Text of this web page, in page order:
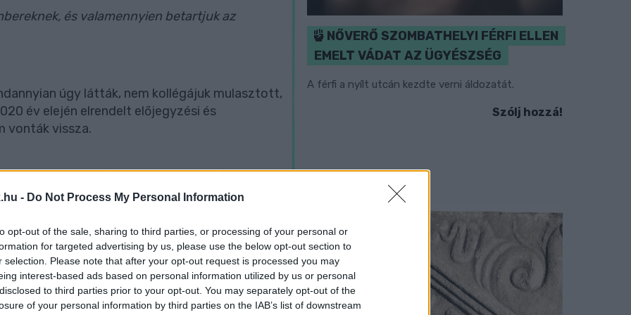
- Do Not Process My Personal Information
opt-out of the sale, sharing to third parties, or processing of your personal or
for targeted advertising by us, please use the below opt-out section to
selection. Please note that after your opt-out request is processed you may
interest-based ads based on personal information utilized by us or personal
to third parties prior to your opt-out. You may separately opt-out of the
of your personal information by third parties on the IAB’s list of downstream
és valamennyien betartjuk az
úgy látták, nem kollégájuk mulasztott,
év elején elrendelt előjegyzési és
vonták vissza.
bejelentkezik, és a panaszok alapján dönt
tudják illeszteni a napi ügymenetbe, akár
NŐVERŐ SZOMBATHELYI FÉRFI ELLEN
EMELT VÁDAT AZ ÜGYÉSZSÉG
A férfi a nyílt utcán kezdte verni áldozatát.
Szólj hozzá!